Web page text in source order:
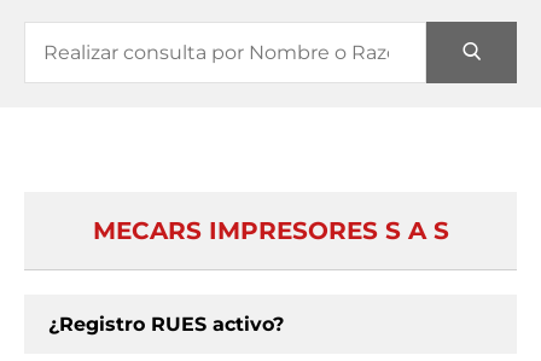
MECARS IMPRESORES S A S
¿Registro RUES activo?